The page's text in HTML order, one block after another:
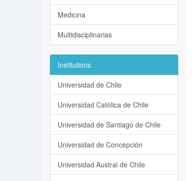
Medicina
Multidisciplinarias
Institutions
Universidad de Chile
Universidad Católica de Chile
Universidad de Santiago de Chile
Universidad de Concepción
Universidad Austral de Chile